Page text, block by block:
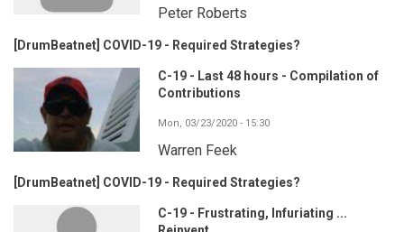
Peter Roberts
[DrumBeatnet] COVID-19 - Required Strategies?
C-19 - Last 48 hours - Compilation of
Contributions
Mon, 03/23/2020 - 15:30
Warren Feek
[DrumBeatnet] COVID-19 - Required Strategies?
C-19 - Frustrating, Infuriating ...